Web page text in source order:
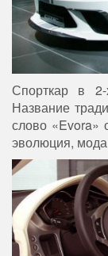
Спорткар в
Название
слово «Evora»
эволюция,